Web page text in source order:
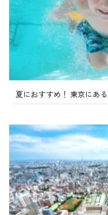
夏におすすめ！ 東京にあ